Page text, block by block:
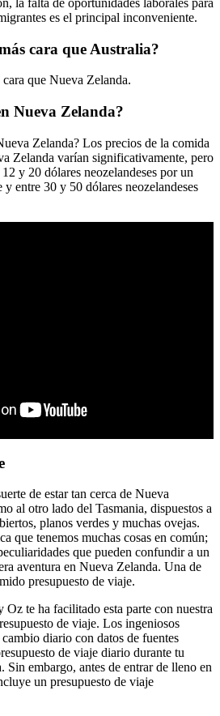
la falta de oportunidades laborales para
es el principal inconveniente.
cara que Australia?
que Nueva Zelanda.
Nueva Zelanda?
Zelanda? Los precios de la comida
Zelanda varían significativamente, pero
y 20 dólares neozelandeses por un
y entre 30 y 50 dólares neozelandeses
de estar tan cerca de Nueva
al otro lado del Tasmania, dispuestos a
planos verdes y muchas ovejas.
que tenemos muchas cosas en común;
que pueden confundir a un
aventura en Nueva Zelanda. Una de
presupuesto de viaje.
te ha facilitado esta parte con nuestra
de viaje. Los ingeniosos
diario con datos de fuentes
de viaje diario durante tu
Sin embargo, antes de entrar de lleno en
un presupuesto de viaje